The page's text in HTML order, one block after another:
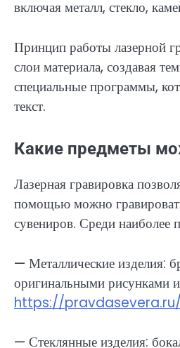
включая металл, стекло,
Принцип работы лазерной
слои материала, создавая
специальные программы,
текст.
Какие предметы
Лазерная гравировка
помощью можно
сувениров. Среди наиболее
— Металлические изделия:
оригинальными рисунками
https://
— Стеклянные изделия: